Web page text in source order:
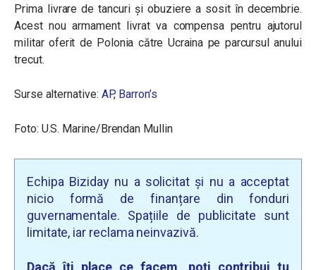
Prima livrare de tancuri și obuziere a sosit în decembrie.
Acest nou armament livrat va compensa pentru ajutorul
militar oferit de Polonia către Ucraina pe parcursul anului
trecut.
Surse alternative: AP, Barron’s
Foto: U.S. Marine/Brendan Mullin
Echipa Biziday nu a solicitat și nu a acceptat
nicio formă de finanțare din fonduri
guvernamentale. Spațiile de publicitate sunt
limitate, iar reclama neinvazivă.